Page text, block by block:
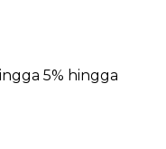
5% hingga